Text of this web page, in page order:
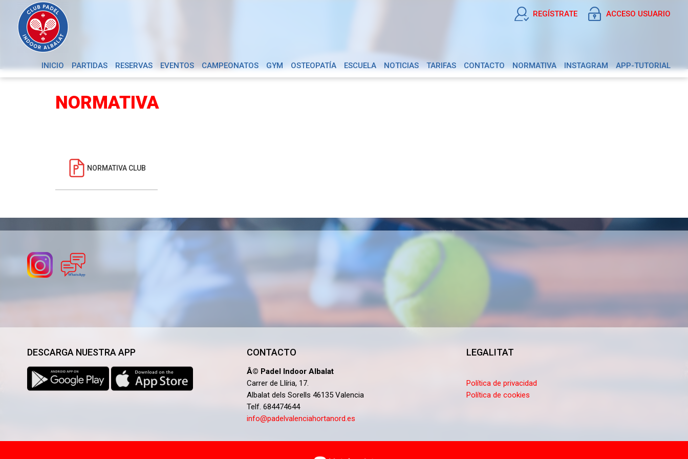
REGÍSTRATE ACCESO USUARIO
INICIO PARTIDAS RESERVAS EVENTOS CAMPEONATOS GYM OSTEOPATÍA ESCUELA NOTICIAS TARIFAS CONTACTO NORMATIVA INSTAGRAM APP-TUTORIAL
NORMATIVA
NORMATIVA CLUB
DESCARGA NUESTRA APP CONTACTO
Â© Padel Indoor Albalat
Carrer de Llíria, 17.
Albalat dels Sorells 46135 Valencia
Telf. 684474644
info@padelvalenciahortanord.es
LEGALITAT
Política de privacidad
Política de cookies